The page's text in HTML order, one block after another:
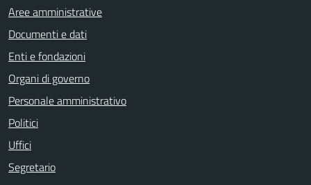
Aree amministrative
Documenti e dati
Enti e fondazioni
Organi di governo
Personale amministrativo
Politici
Uffici
Segretario